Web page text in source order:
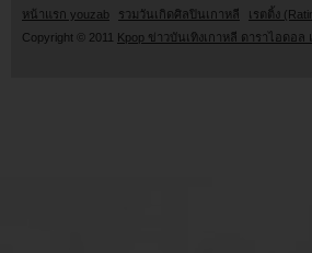
หน้าแรก youzab รวมวันเกิดศิลปินเกาหลี เรตติ้ง
Copyright © 2011 Kpop ข่าวบันเทิงเกาหลี ดาราไอดอ